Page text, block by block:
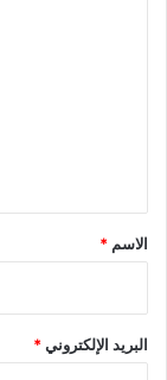
*
الاسم *
البريد الإلكتروني*